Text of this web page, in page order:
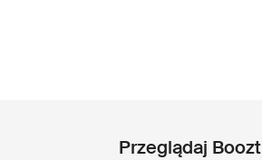
Przeglądaj Boozt